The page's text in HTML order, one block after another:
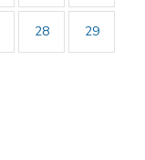
28 29